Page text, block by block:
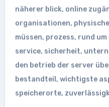
näherer blick, online
organisationen,
müssen, prozess, rund
service, sicherheit,
den betrieb der server
bestandteil , wichtigste
speicherorte,